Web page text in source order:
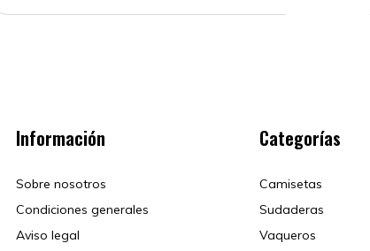
Información
Sobre nosotros
Condiciones generales
Aviso legal
Categorías
Camisetas
Sudaderas
Vaqueros